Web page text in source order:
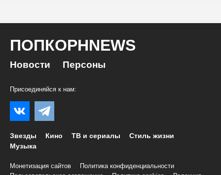
ПОПКОРНNEWS
Новости Персоны
Присоединяйся к нам:
Звезды Кино ТВ и сериалы
Стиль жизни
Музыка
Монетизация сайтов
Политика конфиденциальности